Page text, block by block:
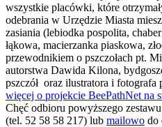
wszystkie placówki, które
odebrania w Urzędzie Miasta
zasiania (lebiodka pospolita,
łąkowa, macierzanka piaskowa,
przewodnikiem o pszczołach pt.
autorstwa Dawida Kilona,
pszczół oraz ilustratora i fotografa
więcej o projekcie BeePathNet na
Chęć odbioru powyższego
(tel. 52 58 58 217) lub mailowo do